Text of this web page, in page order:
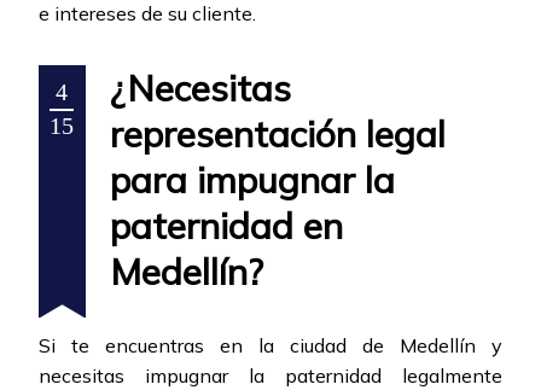
e intereses de su cliente.
4
15
¿Necesitas
representación legal
para impugnar la
paternidad en
Medellín?
Si te encuentras en la ciudad de Medellín y
necesitas impugnar la paternidad legalmente